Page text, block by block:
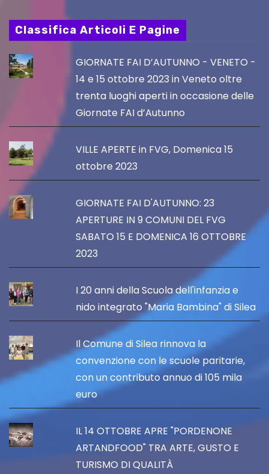
Classifica Articoli E Pagine
GIORNATE FAI D’AUTUNNO - VENETO -
14 e 15 ottobre 2023 in Veneto oltre
trenta luoghi aperti in occasione delle
Giornate FAI d’Autunno
VILLE APERTE in FVG, Domenica 15
ottobre 2023
GIORNATE FAI D'AUTUNNO: 23
APERTURE IN 9 COMUNI DEL FVG
SABATO 15 E DOMENICA 16 OTTOBRE
2023
I 20 anni della Scuola dell'infanzia e
nido integrato "Maria Bambina" di Silea
Il Comune di Silea rinnova la
convenzione con le scuole paritarie,
con un contributo annuo di 105 mila
euro
IL 14 OTTOBRE APRE "PORDENONE
ARTANDFOOD" TRA ARTE, GUSTO E
TURISMO DI QUALITÀ